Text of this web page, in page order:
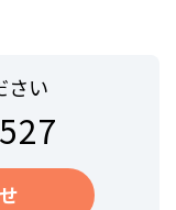
さい